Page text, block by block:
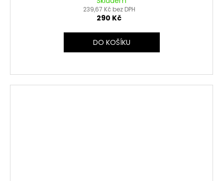
239,67 Kč bez DPH
290 Kč
DO KOŠÍKU